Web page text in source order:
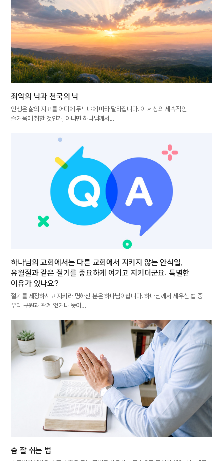
죄악의 낙과 천국의 낙
인생은 삶의 지표를 어디에 두느냐에 따라 달라집니다. 이 세상의 세속적인
즐거움에 취할 것인가, 아니면 하나님께서…
하나님의 교회에서는 다른 교회에서 지키지 않는 안식일,
유월절과 같은 절기를 중요하게 여기고 지키더군요. 특별한
이유가 있나요?
절기를 제정하시고 지키라 명하신 분은 하나님이십니다. 하나님께서 세우신 법 중
우리 구원과 관계 없거나 뜻이…
숨 잘 쉬는 법